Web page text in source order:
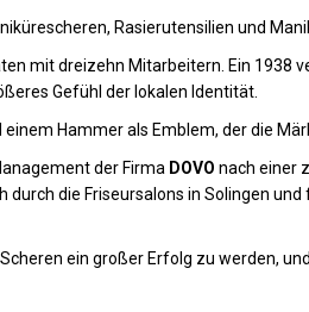
Rasierutensilien und
mit dreizehn Mitarbeitern. Ein
Gefühl der lokalen Identität.
Hammer als Emblem, der die
der Firma DOVO nach einer
die Friseursalons in Solingen
ein großer Erfolg zu werden, und